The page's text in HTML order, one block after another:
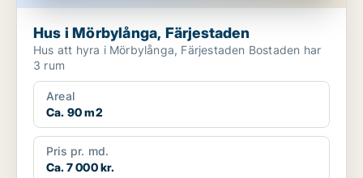
Hus i Mörbylånga, Färjestaden
Hus att hyra i Mörbylånga, Färjestaden Bostaden har
3 rum
Areal
Ca. 90 m2
Pris pr. md.
Ca. 7 000 kr.